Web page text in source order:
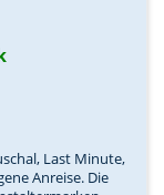
Last Minute,
Anreise. Die